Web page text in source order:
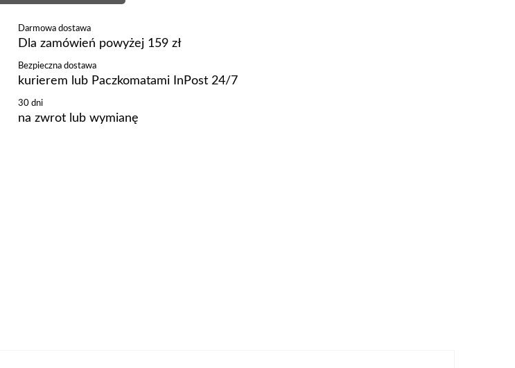
Darmowa dostawa
Dla zamówień powyżej 159 zł
Bezpieczna dostawa
kurierem lub Paczkomatami InPost 24/7
30 dni
na zwrot lub wymianę